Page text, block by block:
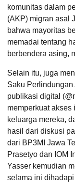
komunitas dalam
(AKP) migran asal
bahwa mayoritas
memadai tentang
berbendera asing,
Selain itu, juga
Saku
publikasi digital
memperkuat akses
keluarga mereka,
hasil dari diskusi
dari BP3MI Jawa
Prasetyo dan IOM
Yasser kemudian
selama ini